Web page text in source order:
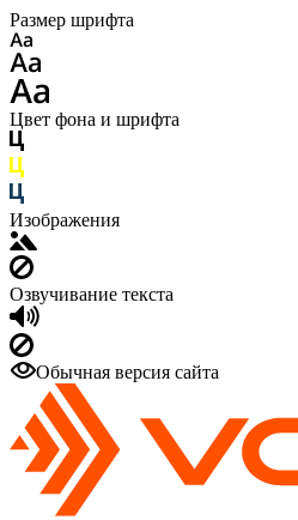
Размер шрифта
Цвет фона и шрифта
Изображения
Озвучивание текста
Обычная версия сайта